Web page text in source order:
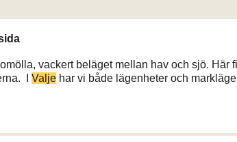
vackert beläget mellan hav och sjö. Här
I Valje har vi både lägenheter och